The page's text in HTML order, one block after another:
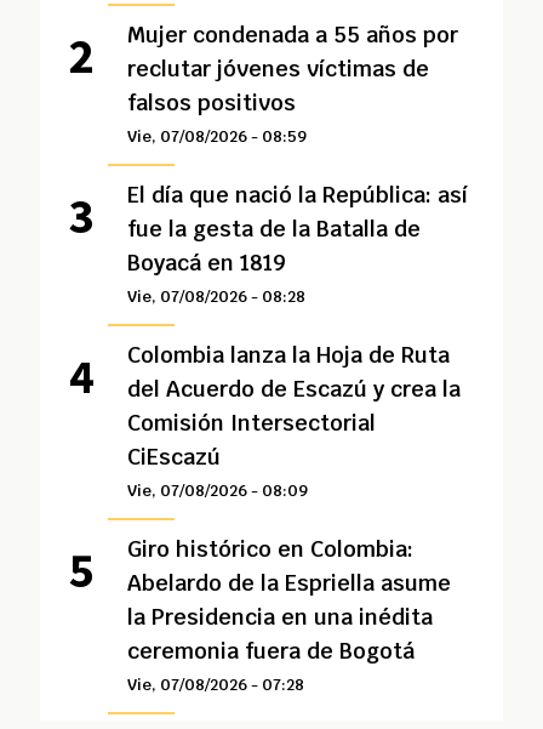
Mujer condenada a 55 años por
reclutar jóvenes víctimas de
falsos positivos
Vie, 07/08/2026 - 08:59
El día que nació la República: así
fue la gesta de la Batalla de
Boyacá en 1819
Vie, 07/08/2026 - 08:28
Colombia lanza la Hoja de Ruta
del Acuerdo de Escazú y crea la
Comisión Intersectorial
CiEscazú
Vie, 07/08/2026 - 08:09
Giro histórico en Colombia:
Abelardo de la Espriella asume
la Presidencia en una inédita
ceremonia fuera de Bogotá
Vie, 07/08/2026 - 07:28